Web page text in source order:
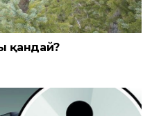
қандай?